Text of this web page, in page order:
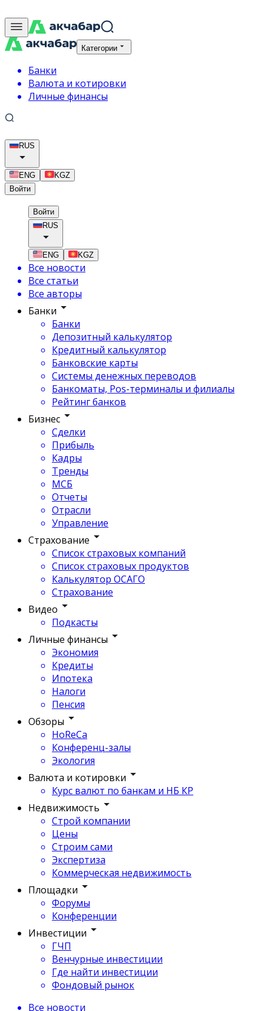
Категории
Банки
Валюта и котировки
Личные финансы
RUS
ENG
KGZ
Войти
Войти
RUS
ENG KGZ
Все новости
Все статьи
Все авторы
Банки
Банки
Депозитный калькулятор
Кредитный калькулятор
Банковские карты
Системы денежных переводов
Банкоматы, Pos-терминалы и филиалы
Рейтинг банков
Бизнес
Сделки
Прибыль
Кадры
Тренды
МСБ
Отчеты
Отрасли
Управление
Страхование
Список страховых компаний
Список страховых продуктов
Калькулятор ОСАГО
Страхование
Видео
Подкасты
Личные финансы
Экономия
Кредиты
Ипотека
Налоги
Пенсия
Обзоры
HoReCa
Конференц-залы
Экология
Валюта и котировки
Курс валют по банкам и НБ КР
Недвижимость
Строй компании
Цены
Строим сами
Экспертиза
Коммерческая недвижимость
Площадки
Форумы
Конференции
Инвестиции
ГЧП
Венчурные инвестиции
Где найти инвестиции
Фондовый рынок
Все новости